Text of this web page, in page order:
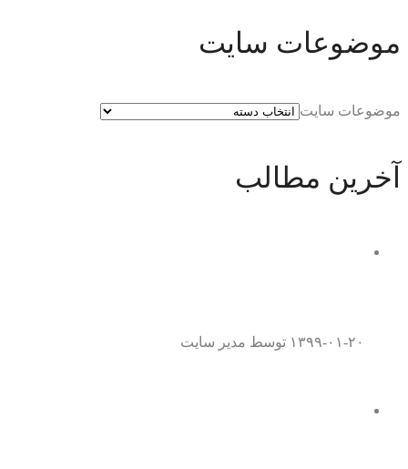
موضوعات سایت
موضوعات سایت
آخرین مطالب
۱۳۹۹-۰۱-۲۰ توسط مدیر سایت